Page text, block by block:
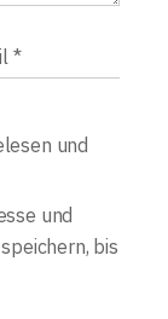
und
und
bis